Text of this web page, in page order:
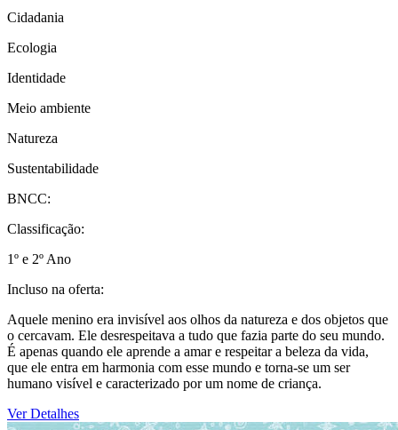
Cidadania
Ecologia
Identidade
Meio ambiente
Natureza
Sustentabilidade
BNCC:
Classificação:
1º e 2º Ano
Incluso na oferta:
Aquele menino era invisível aos olhos da natureza e dos objetos que
o cercavam. Ele desrespeitava a tudo que fazia parte do seu mundo.
É apenas quando ele aprende a amar e respeitar a beleza da vida,
que ele entra em harmonia com esse mundo e torna-se um ser
humano visível e caracterizado por um nome de criança.
Ver Detalhes